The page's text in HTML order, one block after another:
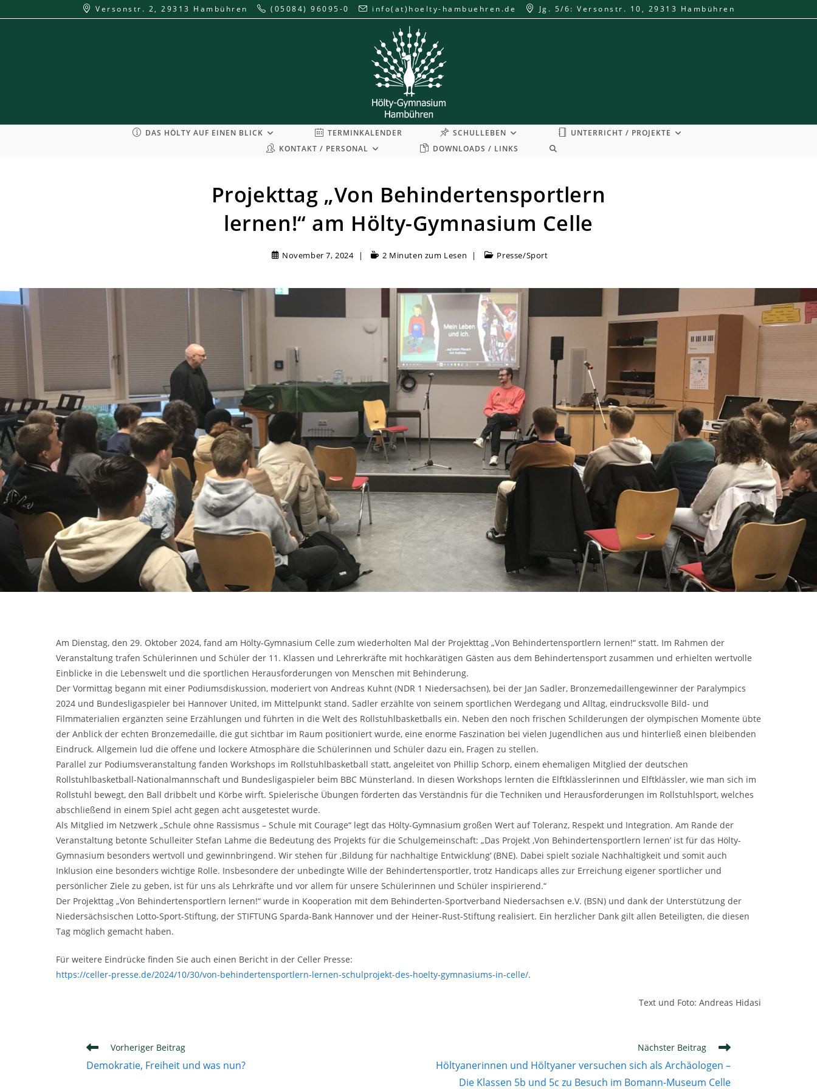
Inhalt
Versonstr. 2, 29313 Hambühren (05084) 96095-0 info(at)hoelty-hambuehren.de Jg. 5/6: Versonstr. 10, 29313 Hambühren
DAS HÖLTY AUF EINEN BLICK TERMINKALENDER SCHULLEBEN
UNTERRICHT / PROJEKTE
KONTAKT / PERSONAL
DOWNLOADS / LINKS
WEBSITE-
Projekttag „Von Behindertensportlern
lernen!“ am Hölty-Gymnasium Celle
November 7, 2024 2 Minuten zum Lesen Presse/Sport
Am Dienstag, den 29. Oktober 2024, fand am Hölty-Gymnasium Celle zum wiederholten Mal der Projekttag „Von Behindertensportlern lernen!“ statt. Im Rahmen der
Veranstaltung trafen Schülerinnen und Schüler der 11. Klassen und Lehrerkräfte mit hochkarätigen Gästen aus dem Behindertensport zusammen und erhielten wertvolle
Einblicke in die Lebenswelt und die sportlichen Herausforderungen von Menschen mit Behinderung.
Der Vormittag begann mit einer Podiumsdiskussion, moderiert von Andreas Kuhnt (NDR 1 Niedersachsen), bei der Jan Sadler, Bronzemedaillengewinner der Paralympics
2024 und Bundesligaspieler bei Hannover United, im Mittelpunkt stand. Sadler erzählte von seinem sportlichen Werdegang und Alltag, eindrucksvolle Bild- und
Filmmaterialien ergänzten seine Erzählungen und führten in die Welt des Rollstuhlbasketballs ein. Neben den noch frischen Schilderungen der olympischen Momente übte
der Anblick der echten Bronzemedaille, die gut sichtbar im Raum positioniert wurde, eine enorme Faszination bei vielen Jugendlichen aus und hinterließ einen bleibenden
Eindruck. Allgemein lud die offene und lockere Atmosphäre die Schülerinnen und Schüler dazu ein, Fragen zu stellen.
Parallel zur Podiumsveranstaltung fanden Workshops im Rollstuhlbasketball statt, angeleitet von Phillip Schorp, einem ehemaligen Mitglied der deutschen
Rollstuhlbasketball-Nationalmannschaft und Bundesligaspieler beim BBC Münsterland. In diesen Workshops lernten die Elftklässlerinnen und Elftklässler, wie man sich im
Rollstuhl bewegt, den Ball dribbelt und Körbe wirft. Spielerische Übungen förderten das Verständnis für die Techniken und Herausforderungen im Rollstuhlsport, welches
abschließend in einem Spiel acht gegen acht ausgetestet wurde.
Als Mitglied im Netzwerk „Schule ohne Rassismus – Schule mit Courage“ legt das Hölty-Gymnasium großen Wert auf Toleranz, Respekt und Integration. Am Rande der
Veranstaltung betonte Schulleiter Stefan Lahme die Bedeutung des Projekts für die Schulgemeinschaft: „Das Projekt ‚Von Behindertensportlern lernen’ ist für das Hölty-
Gymnasium besonders wertvoll und gewinnbringend. Wir stehen für ‚Bildung für nachhaltige Entwicklung‘ (BNE). Dabei spielt soziale Nachhaltigkeit und somit auch
Inklusion eine besonders wichtige Rolle. Insbesondere der unbedingte Wille der Behindertensportler, trotz Handicaps alles zur Erreichung eigener sportlicher und
persönlicher Ziele zu geben, ist für uns als Lehrkräfte und vor allem für unsere Schülerinnen und Schüler inspirierend.“
Der Projekttag „Von Behindertensportlern lernen!“ wurde in Kooperation mit dem Behinderten-Sportverband Niedersachsen e.V. (BSN) und dank der Unterstützung der
Niedersächsischen Lotto-Sport-Stiftung, der STIFTUNG Sparda-Bank Hannover und der Heiner-Rust-Stiftung realisiert. Ein herzlicher Dank gilt allen Beteiligten, die diesen
Tag möglich gemacht haben.
Für weitere Eindrücke finden Sie auch einen Bericht in der Celler Presse:
https://celler-presse.de/2024/10/30/von-behindertensportlern-lernen-schulprojekt-des-hoelty-gymnasiums-in-celle/.
Text und Foto: Andreas Hidasi
Weitere
ansehen
Vorheriger Beitrag
Demokratie, Freiheit und was nun?
Nächster Beitrag
Höltyanerinnen und Höltyaner versuchen sich als Archäologen –
Die Klassen 5b und 5c zu Besuch im Bomann-Museum Celle